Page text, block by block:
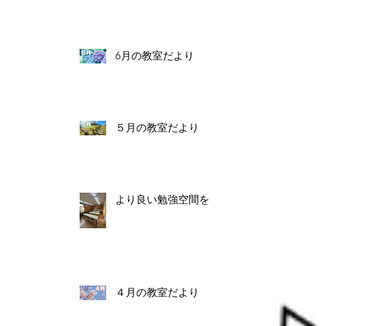
6月の教室だより
５月の教室だより
より良い勉強空間を
４月の教室だより